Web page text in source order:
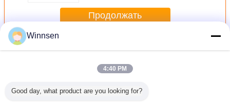
автоматической
Продолжать
Больше
Winnsen
4:40 PM
Good day, what product are you looking for?